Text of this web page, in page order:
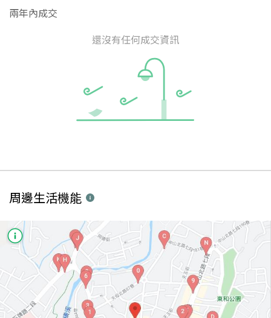
兩年內成交
還沒有任何成交資訊
周邊生活機能